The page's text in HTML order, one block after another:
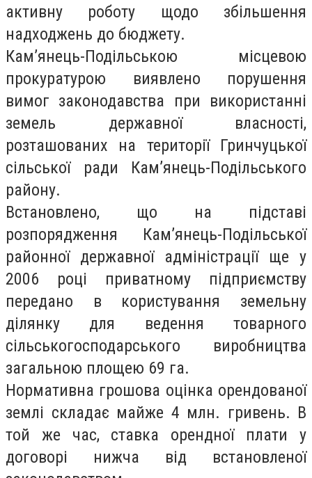
активну роботу щодо збільшення
надходжень до бюджету.
Кам’янець-Подільською місцевою
прокуратурою виявлено порушення
вимог законодавства при використанні
земель державної власності,
розташованих на території Гринчуцької
сільської ради Кам’янець-Подільського
району.
Встановлено, що на підставі
розпорядження Кам’янець-Подільської
районної державної адміністрації ще у
2006 році приватному підприємству
передано в користування земельну
ділянку для ведення товарного
сільськогосподарського виробництва
загальною площею 69 га.
Нормативна грошова оцінка орендованої
землі складає майже 4 млн. гривень. В
той же час, ставка орендної плати у
договорі нижча від встановленої